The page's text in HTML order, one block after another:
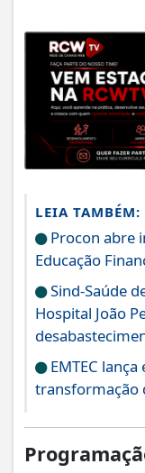
LEIA TAMBÉM:
Procon abre
Educação
Sind-Saúde
Hospital João
EMTEC
transformação